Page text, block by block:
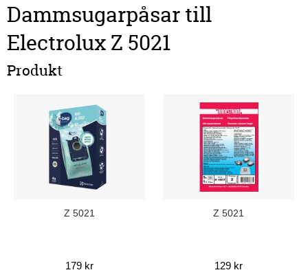
Dammsugarpåsar till
Electrolux Z 5021
Produkt
Z 5021
179 kr
Z 5021
129 kr